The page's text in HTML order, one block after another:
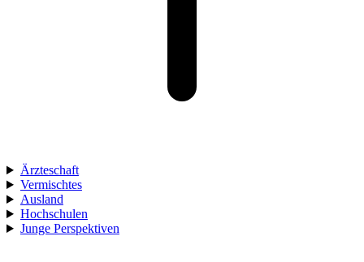
Ärzteschaft
Vermischtes
Ausland
Hochschulen
Junge Perspektiven